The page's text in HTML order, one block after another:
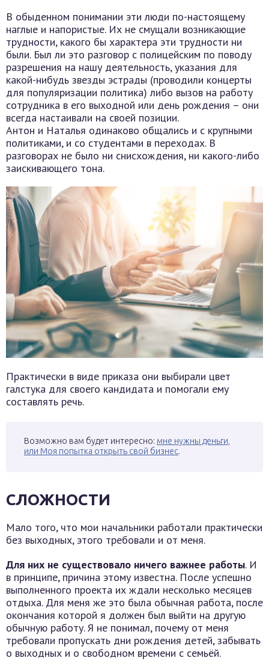
В обыденном понимании эти люди по-настоящему
наглые и напористые. Их не смущали возникающие
трудности, какого бы характера эти трудности ни
были. Был ли это разговор с полицейским по поводу
разрешения на нашу деятельность, указания для
какой-нибудь звезды эстрады (проводили концерты
для популяризации политика) либо вызов на работу
сотрудника в его выходной или день рождения – они
всегда настаивали на своей позиции.
Антон и Наталья одинаково общались и с крупными
политиками, и со студентами в переходах. В
разговорах не было ни снисхождения, ни какого-либо
заискивающего тона.
Практически в виде приказа они выбирали цвет
галстука для своего кандидата и помогали ему
составлять речь.
Возможно вам будет интересно: мне нужны деньги,
или Моя попытка открыть свой бизнес.
СЛОЖНОСТИ
Мало того, что мои начальники работали практически
без выходных, этого требовали и от меня.
Для них не существовало ничего важнее работы. И
в принципе, причина этому известна. После успешно
выполненного проекта их ждали несколько месяцев
отдыха. Для меня же это была обычная работа, после
окончания которой я должен был выйти на другую
обычную работу. Я не понимал, почему от меня
требовали пропускать дни рождения детей, забывать
о выходных и о свободном времени с семьёй.